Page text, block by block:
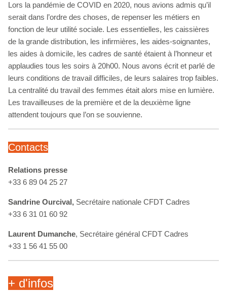
Lors la pandémie de COVID en 2020, nous avions admis qu’il
serait dans l’ordre des choses, de repenser les métiers en
fonction de leur utilité sociale. Les essentielles, les caissières
de la grande distribution, les infirmières, les aides-soignantes,
les aides à domicile, les cadres de santé étaient à l’honneur et
applaudies tous les soirs à 20h00. Nous avons écrit et parlé de
leurs conditions de travail difficiles, de leurs salaires trop faibles.
La centralité du travail des femmes était alors mise en lumière.
Les travailleuses de la première et de la deuxième ligne
attendent toujours que l’on se souvienne.
Contacts
Relations presse
+33 6 89 04 25 27
Sandrine Ourcival, Secrétaire nationale CFDT Cadres
+33 6 31 01 60 92
Laurent Dumanche, Secrétaire général CFDT Cadres
+33 1 56 41 55 00
+ d'infos